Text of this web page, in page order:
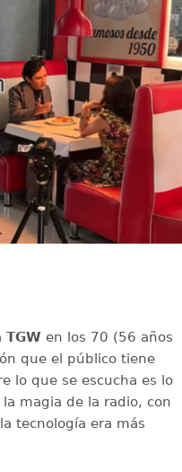
TGW en los 70 (56 años
que el público tiene
lo que se escucha es lo
magia de la radio, con
tecnología era más